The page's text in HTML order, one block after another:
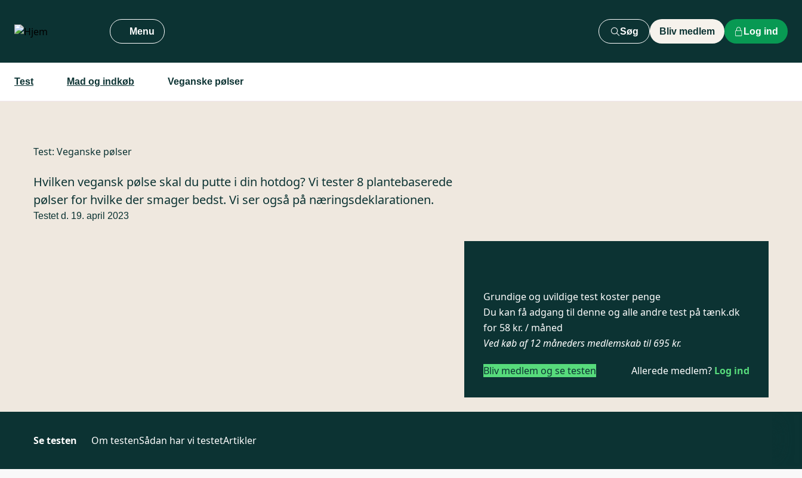
hovedindhold
Menu Søg Bliv medlem Log ind
Test Mad og indkøb Veganske pølser
Test: Veganske pølser
Hvilken vegansk pølse skal du putte i din hotdog? Vi tester 8 plantebaserede
pølser for hvilke der smager bedst. Vi ser også på næringsdeklarationen.
Testet d. 19. april 2023
Grundige og uvildige test koster penge
Du kan få adgang til denne og alle andre test på tænk.dk
for 58 kr. / måned
Ved køb af 12 måneders medlemskab til 695 kr.
Bliv medlem og se testen Allerede medlem? Log ind
Se testen Om testenSådan har vi testetArtikler